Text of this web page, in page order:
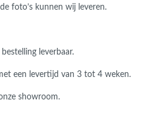
foto’s kunnen wij leveren.
bestelling leverbaar.
een levertijd van 3 tot 4 weken.
showroom.